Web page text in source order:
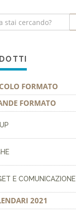
FORMATO
FORMATO
E COMUNICAZIONE
2021